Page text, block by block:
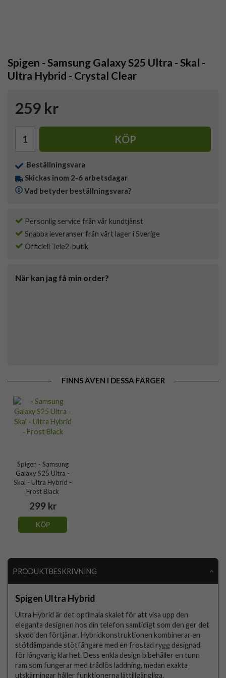
Spigen - Samsung Galaxy S25 Ultra - Skal -
Ultra Hybrid - Crystal Clear
259 kr
KÖP
Beställningsvara
Skickas inom 2-6 arbetsdagar
Vad betyder beställningsvara?
Personlig service från vår kundtjänst
Snabba leveranser från vårt lager i Sverige
Officiell Tele2-butik
När kan jag få min order?
FINNS ÄVEN I DESSA FÄRGER
Spigen - Samsung
Galaxy S25 Ultra -
Skal - Ultra Hybrid -
Frost Black
299 kr
KÖP
PRODUKTBESKRIVNING
Spigen Ultra Hybrid
Ultra Hybrid är det optimala skalet för att visa upp den
eleganta designen hos din telefon samtidigt som den ger det
skydd den förtjänar. Hybridkonstruktionen kombinerar en
stötdämpande stötfångare med en frostad rygg designad
för långvarig klarhet. Dess enkla design bibehåller en tunn
ram som fungerar med trådlös laddning, medan exakta
utskärningar håller funktionerna lättillgängliga.